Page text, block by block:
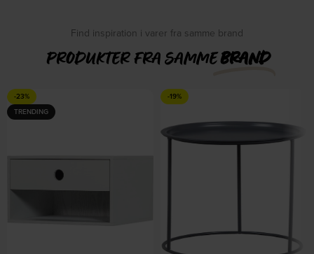
Find inspiration i varer fra samme brand
PRODUKTER FRA SAMMEBRAND
-23%
TRENDING
-19%